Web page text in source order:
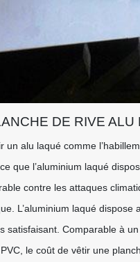
DE RIVE ALU
un alu laqué comme
que l’aluminium laqué
contre les attaques
L’aluminium laqué dispose
satisfaisant. Comparable à
le coût de vêtir une